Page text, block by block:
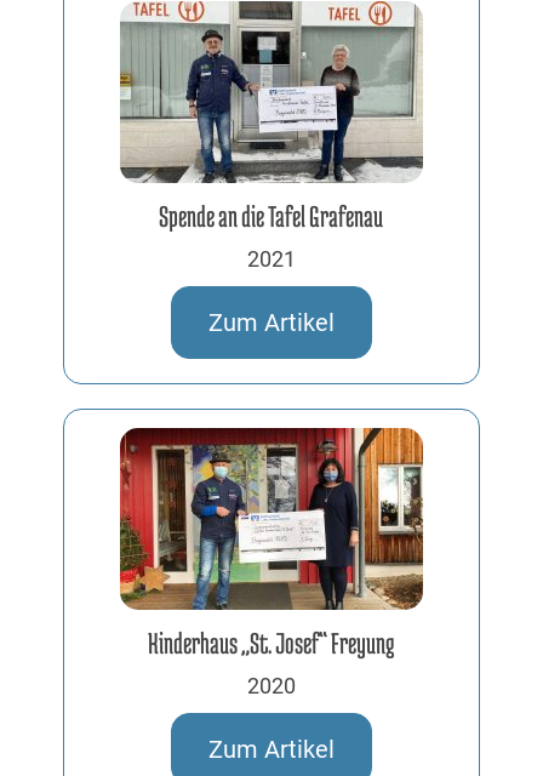
Spende an die Tafel Grafenau
2021
Zum Artikel
Kinderhaus „St. Josef“ Freyung
2020
Zum Artikel